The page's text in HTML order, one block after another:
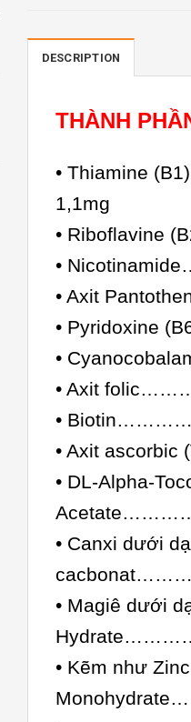
DESCRIPTION
THÀNH
• Thiamine
1,1mg
•
•
• Axit
• Pyridoxine
•
• Axit
•
• Axit
• DL-Alpha-
• Canxi dưới
• Magiê dưới
• Kẽm như